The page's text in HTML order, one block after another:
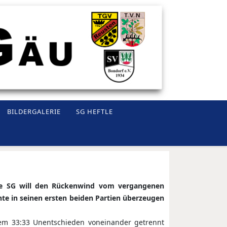
BILDERGALERIE SG HEFTLE
SG will den Rückenwind vom vergangenen
in seinen ersten beiden Partien überzeugen
33:33 Unentschieden voneinander getrennt